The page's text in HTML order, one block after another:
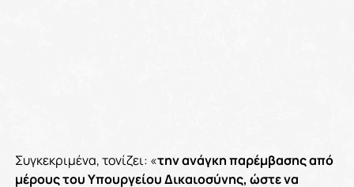
Συγκεκριμένα, τονίζει: «την ανάγκη παρέμβασης από
μέρους του Υπουργείου Δικαιοσύνης, ώστε να